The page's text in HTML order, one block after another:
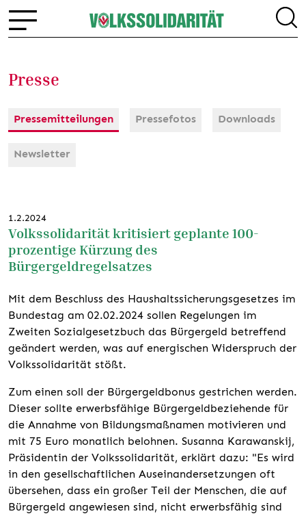
Presse
Pressemitteilungen Pressefotos Downloads
Newsletter
1.2.2024
Volkssolidarität kritisiert geplante 100-
prozentige Kürzung des
Bürgergeldregelsatzes
Mit dem Beschluss des Haushaltssicherungsgesetzes im
Bundestag am 02.02.2024 sollen Regelungen im
Zweiten Sozialgesetzbuch das Bürgergeld betreffend
geändert werden, was auf energischen Widerspruch der
Volkssolidarität stößt.
Zum einen soll der Bürgergeldbonus gestrichen werden.
Dieser sollte erwerbsfähige Bürgergeldbeziehende für
die Annahme von Bildungsmaßnamen motivieren und
mit 75 Euro monatlich belohnen. Susanna Karawanskij,
Präsidentin der Volkssolidarität, erklärt dazu: "Es wird
in den gesellschaftlichen Auseinandersetzungen oft
übersehen, dass ein großer Teil der Menschen, die auf
Bürgergeld angewiesen sind, nicht erwerbsfähig sind